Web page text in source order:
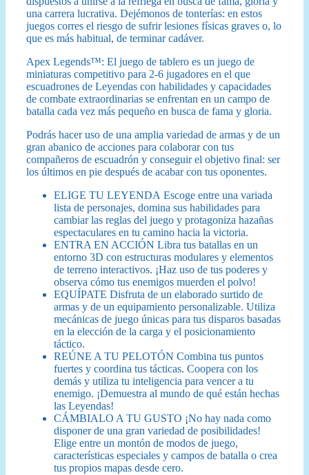
una carrera lucrativa. Dejémonos de tonterías: en estos
juegos corres el riesgo de sufrir lesiones físicas graves o, lo
que es más habitual, de terminar cadáver.
Apex Legends™: El juego de tablero es un juego de
miniaturas competitivo para 2-6 jugadores en el que
escuadrones de Leyendas con habilidades y capacidades
de combate extraordinarias se enfrentan en un campo de
batalla cada vez más pequeño en busca de fama y gloria.
Podrás hacer uso de una amplia variedad de armas y de un
gran abanico de acciones para colaborar con tus
compañeros de escuadrón y conseguir el objetivo final: ser
los últimos en pie después de acabar con tus oponentes.
ELIGE TU LEYENDA Escoge entre una variada
lista de personajes, domina sus habilidades para
cambiar las reglas del juego y protagoniza hazañas
espectaculares en tu camino hacia la victoria.
ENTRA EN ACCIÓN Libra tus batallas en un
entorno 3D con estructuras modulares y elementos
de terreno interactivos. ¡Haz uso de tus poderes y
observa cómo tus enemigos muerden el polvo!
EQUÍPATE Disfruta de un elaborado surtido de
armas y de un equipamiento personalizable. Utiliza
mecánicas de juego únicas para tus disparos basadas
en la elección de la carga y el posicionamiento
táctico.
REÚNE A TU PELOTÓN Combina tus puntos
fuertes y coordina tus tácticas. Coopera con los
demás y utiliza tu inteligencia para vencer a tu
enemigo. ¡Demuestra al mundo de qué están hechas
las Leyendas!
CÁMBIALO A TU GUSTO ¡No hay nada como
disponer de una gran variedad de posibilidades!
Elige entre un montón de modos de juego,
características especiales y campos de batalla o crea
tus propios mapas desde cero.